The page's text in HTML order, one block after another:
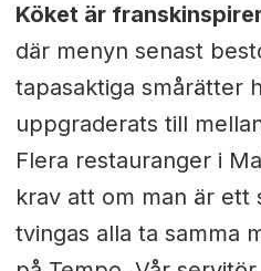
Köket är
där menyn senast
tapasaktiga smårätter
uppgraderats till
Flera restauranger i
krav att om man är ett
tvingas alla ta samma